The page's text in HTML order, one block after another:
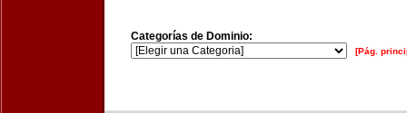
Categorías de Dominio:
[Pág.